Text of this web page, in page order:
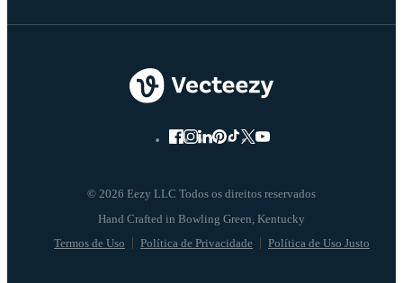
© 2026 Eezy LLC Todos os direitos reservados
Termos de Uso Política de Privacidade Política de Uso Justo